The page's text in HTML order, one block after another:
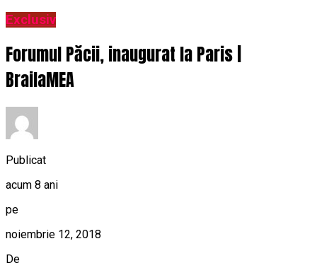
Exclusiv
Forumul Păcii, inaugurat la Paris |
BrailaMEA
Publicat
acum 8 ani
pe
noiembrie 12, 2018
De